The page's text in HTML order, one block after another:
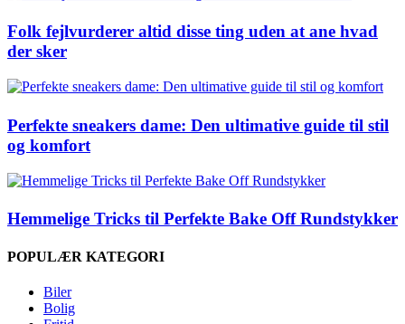
Folk fejlvurderer altid disse ting uden at ane hvad
der sker
Perfekte sneakers dame: Den ultimative guide til stil
og komfort
Hemmelige Tricks til Perfekte Bake Off Rundstykker
POPULÆR KATEGORI
Biler
Bolig